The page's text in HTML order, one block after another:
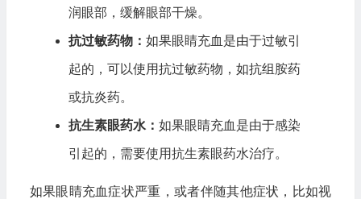
润眼部，缓解眼部干燥。
抗过敏药物： 如果眼睛充血是由于过敏引
起的，可以使用抗过敏药物，如抗组胺药
或抗炎药。
抗生素眼药水： 如果眼睛充血是由于感染
引起的，需要使用抗生素眼药水治疗。
如果眼睛充血症状严重，或者伴随其他症状，比如视